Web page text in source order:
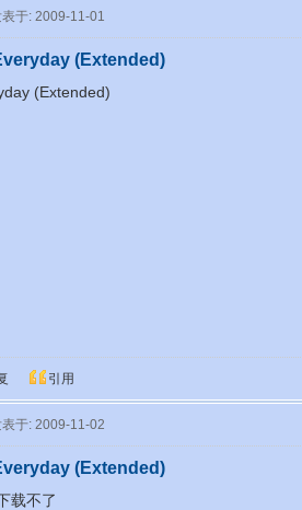
表于: 2009-11-01
(Extended)
(Extended)
引用
表于: 2009-11-02
(Extended)
载不了